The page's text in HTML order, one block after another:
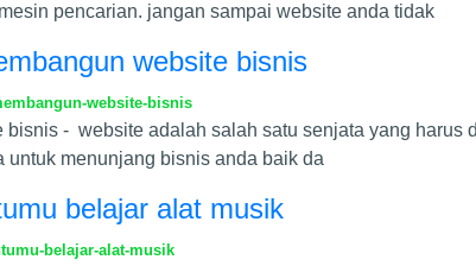
pencarian. jangan sampai website anda tidak
website bisnis
website-bisnis
- website adalah salah satu senjata yang harus
menunjang bisnis anda baik da
belajar alat musik
belajar-alat-musik